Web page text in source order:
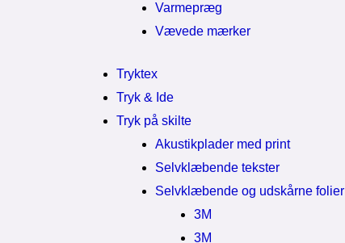
Varmepræg
Vævede mærker
Tryktex
Tryk & Ide
Tryk på skilte
Akustikplader med print
Selvklæbende tekster
Selvklæbende og udskårne folier
3M
3M